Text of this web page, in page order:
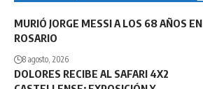
MURIÓ JORGE MESSI A LOS 68 AÑOS EN
ROSARIO
8 agosto, 2026
DOLORES RECIBE AL SAFARI 4X2